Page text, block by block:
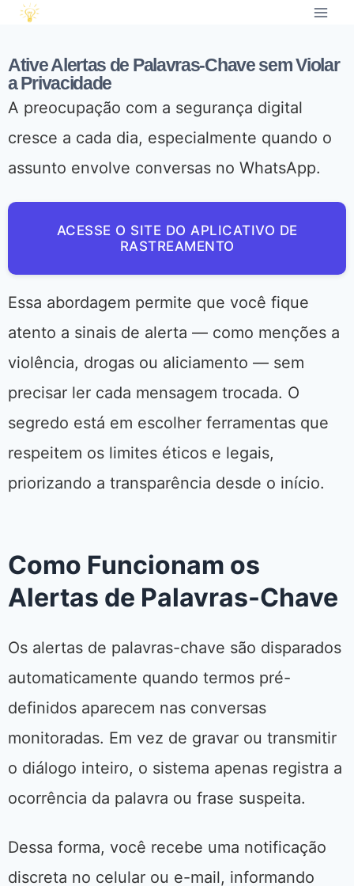
Ative Alertas de Palavras-Chave sem Violar
a Privacidade
A preocupação com a segurança digital
cresce a cada dia, especialmente quando o
assunto envolve conversas no WhatsApp.
ACESSE O SITE DO APLICATIVO DE
RASTREAMENTO
Essa abordagem permite que você fique
atento a sinais de alerta — como menções a
violência, drogas ou aliciamento — sem
precisar ler cada mensagem trocada. O
segredo está em escolher ferramentas que
respeitem os limites éticos e legais,
priorizando a transparência desde o início.
Como Funcionam os
Alertas de Palavras-Chave
Os alertas de palavras-chave são disparados
automaticamente quando termos pré-
definidos aparecem nas conversas
monitoradas. Em vez de gravar ou transmitir
o diálogo inteiro, o sistema apenas registra a
ocorrência da palavra ou frase suspeita.
Dessa forma, você recebe uma notificação
discreta no celular ou e-mail, informando